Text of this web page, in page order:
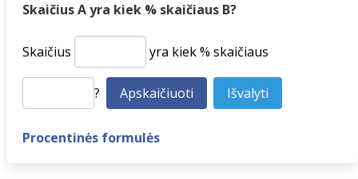
Skaičius A yra kiek % skaičiaus B?
Skaičius yra kiek % skaičiaus
?
Procentinės formulės